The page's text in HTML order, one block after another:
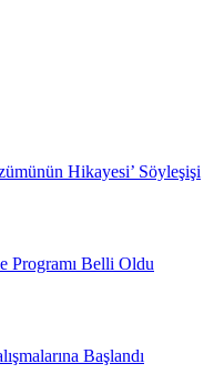
Hikayesi’ Söyleşişi
Programı Belli Oldu
Başlandı